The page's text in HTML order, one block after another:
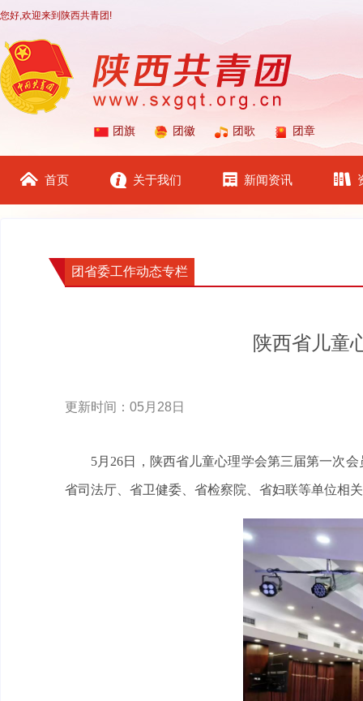
您好,欢迎来到陕西共青团!
团旗 团徽 团歌 团章
首页 关于我们 新闻资讯
团省委工作动态专栏
陕西省儿童
更新时间：05月28日
5月26日，陕西省儿童心理学会第三届第一次
省司法厅、省卫健委、省检察院、省妇联等单位相